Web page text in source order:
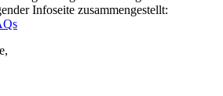
Infoseite zusammengestellt: